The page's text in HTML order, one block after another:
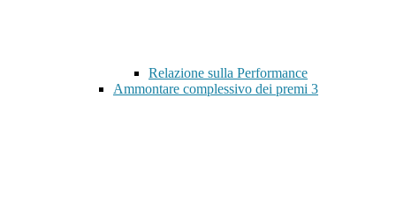
Relazione sulla Performance
Ammontare complessivo dei premi 3